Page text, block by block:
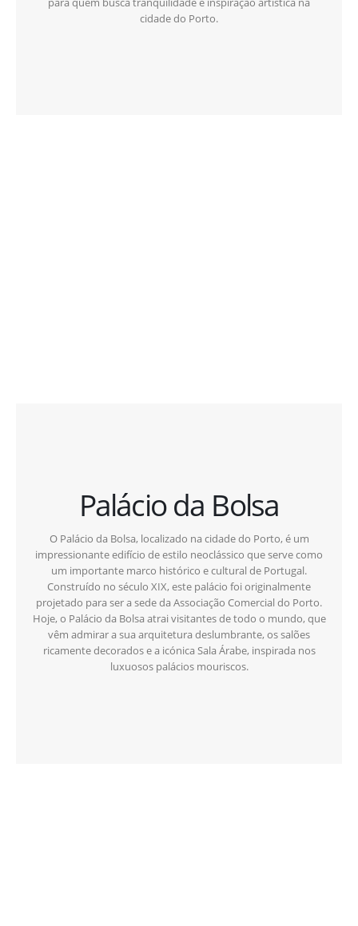
cidade do Porto.
Palácio da Bolsa
O Palácio da Bolsa, localizado na cidade do Porto, é um
impressionante edifício de estilo neoclássico que serve como
um importante marco histórico e cultural de Portugal.
Construído no século XIX, este palácio foi originalmente
projetado para ser a sede da Associação Comercial do Porto.
Hoje, o Palácio da Bolsa atrai visitantes de todo o mundo, que
vêm admirar a sua arquitetura deslumbrante, os salões
ricamente decorados e a icónica Sala Árabe, inspirada nos
luxuosos palácios mouriscos.